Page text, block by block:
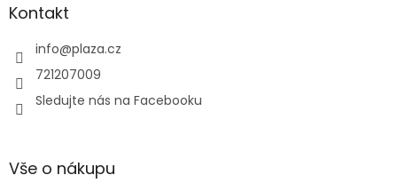
Kontakt
info@plaza.cz
721207009
Sledujte nás na Facebooku
Vše o nákupu